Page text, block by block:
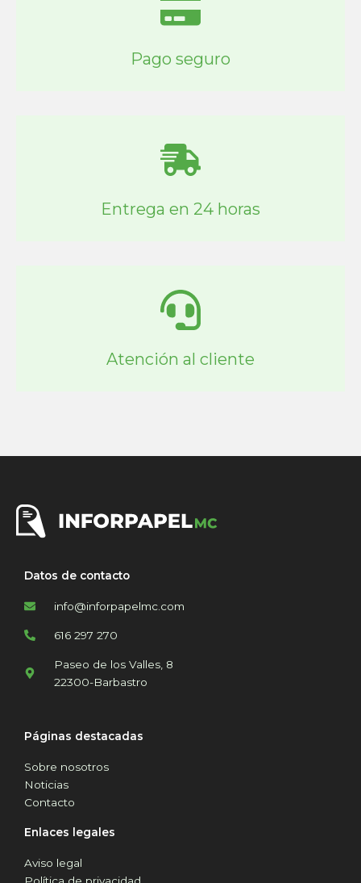
Pago seguro
Entrega en 24 horas
Atención al cliente
Datos de contacto
info@inforpapelmc.com
616 297 270
Paseo de los Valles, 8
22300-Barbastro
Páginas destacadas
Sobre nosotros
Noticias
Contacto
Enlaces legales
Aviso legal